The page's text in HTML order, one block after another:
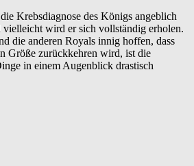
Krebsdiagnose des Königs angeblich
wird er sich vollständig erholen.
die anderen Royals innig hoffen, dass
Größe zurückkehren wird, ist die
in einem Augenblick drastisch